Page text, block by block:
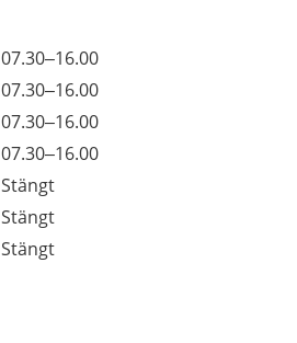
07.30–16.00
07.30–16.00
07.30–16.00
07.30–16.00
Stängt
Stängt
Stängt